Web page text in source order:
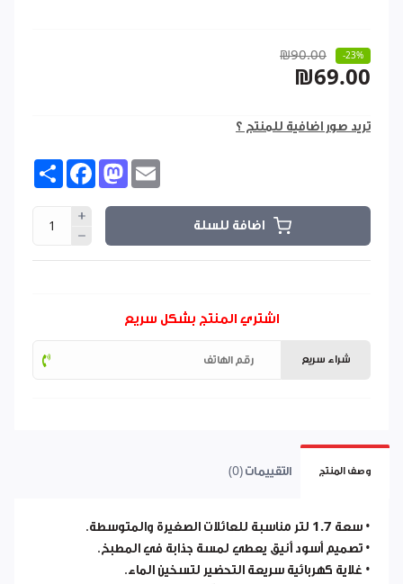
₪90.00 -23%
₪69.00
تريد صور اضافية للمنتج ؟
Share FacebookMastodon
اضافة للسلة
اشتري المنتج بشكل سريع
شراء سريع
وصف المنتج التقييمات (0)
• سعة 1.7 لتر
مناسبة للعائلات الصغيرة والمتوسطة.
• تصميم أسود أنيق يعطي لمسة جذابة في المطبخ.
• غلاية كهربائية سريعة التحضير لتسخين الماء.